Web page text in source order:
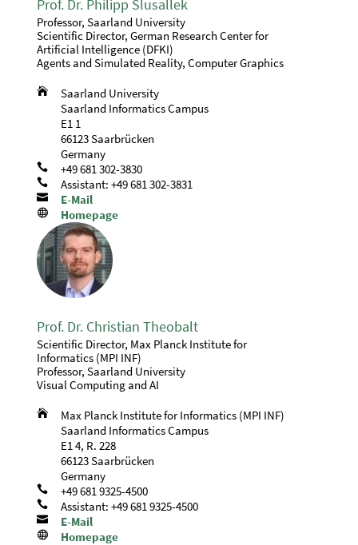
Prof. Dr. Philipp Slusallek
Professor, Saarland University
Scientific Director, German Research Center for
Artificial Intelligence (DFKI)
Agents and Simulated Reality, Computer Graphics

Saarland University
Saarland Informatics Campus
E1 1
66123 Saarbrücken
Germany
 +49 681 302-3830
 Assistant: +49 681 302-3831
 E-Mail
 Homepage
Prof. Dr. Christian Theobalt
Scientific Director, Max Planck Institute for
Informatics (MPI INF)
Professor, Saarland University
Visual Computing and AI

Max Planck Institute for Informatics (MPI INF)
Saarland Informatics Campus
E1 4, R. 228
66123 Saarbrücken
Germany
 +49 681 9325-4500
 Assistant: +49 681 9325-4500
 E-Mail
 Homepage